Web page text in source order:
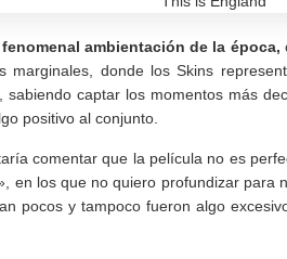
ambientación de la época,
donde los Skins
sabiendo captar los momentos más
positivo al conjunto.
comentar que la película no es
en los que no quiero profundizar para
pocos y tampoco fueron algo